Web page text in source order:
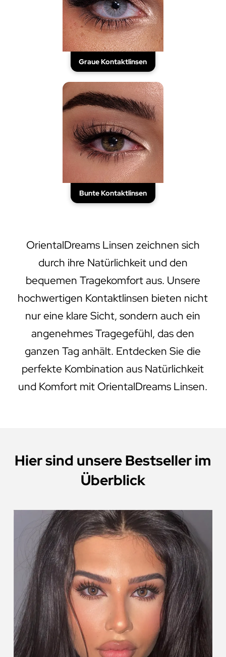
Graue Kontaktlinsen
Bunte Kontaktlinsen
OrientalDreams Linsen zeichnen sich
durch ihre Natürlichkeit und den
bequemen Tragekomfort aus. Unsere
hochwertigen Kontaktlinsen bieten nicht
nur eine klare Sicht, sondern auch ein
angenehmes Tragegefühl, das den
ganzen Tag anhält. Entdecken Sie die
perfekte Kombination aus Natürlichkeit
und Komfort mit OrientalDreams Linsen.
Hier sind unsere Bestseller im
Überblick